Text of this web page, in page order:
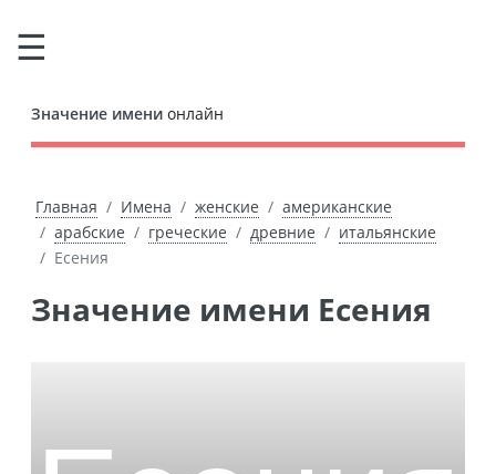
Значение имени онлайн
Главная Имена женские
американские
арабские
греческие древние
итальянские
Есения
Значение имени Есения